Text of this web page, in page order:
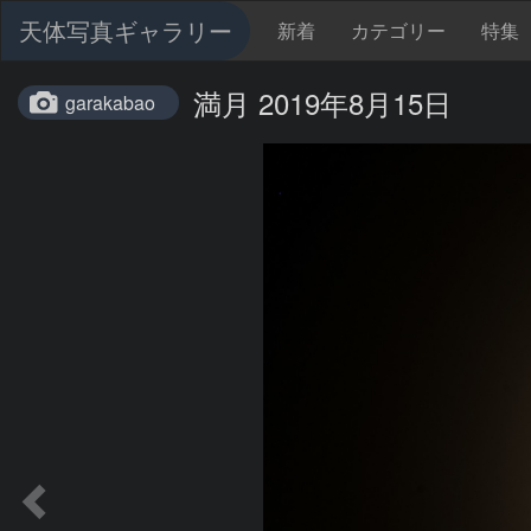
天体写真ギャラリー 新着 カテゴリー 特集
garakabao 満月 2019年8月15日